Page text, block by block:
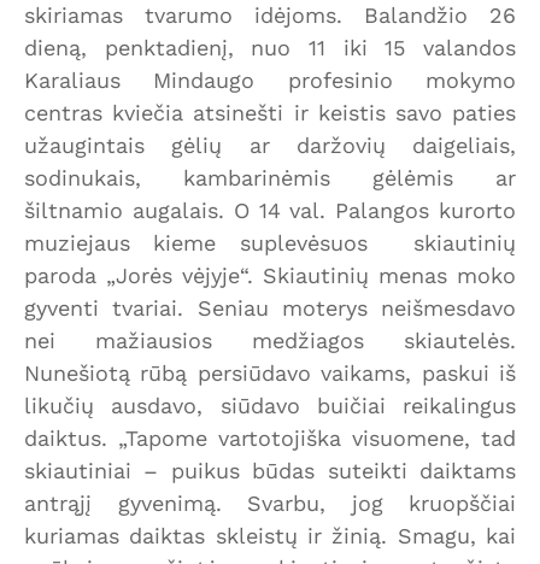
skiriamas tvarumo idėjoms. Balandžio 26
dieną, penktadienį, nuo 11 iki 15 valandos
Karaliaus Mindaugo profesinio mokymo
centras kviečia atsinešti ir keistis savo paties
užaugintais gėlių ar daržovių daigeliais,
sodinukais, kambarinėmis gėlėmis ar
šiltnamio augalais. O 14 val. Palangos kurorto
muziejaus kieme suplevėsuos skiautinių
paroda „Jorės vėjyje“. Skiautinių menas moko
gyventi tvariai. Seniau moterys neišmesdavo
nei mažiausios medžiagos skiautelės.
Nunešiotą rūbą persiūdavo vaikams, paskui iš
likučių ausdavo, siūdavo buičiai reikalingus
daiktus. „Tapome vartotojiška visuomene, tad
skiautiniai – puikus būdas suteikti daiktams
antrąjį gyvenimą. Svarbu, jog kruopščiai
kuriamas daiktas skleistų ir žinią. Smagu, kai